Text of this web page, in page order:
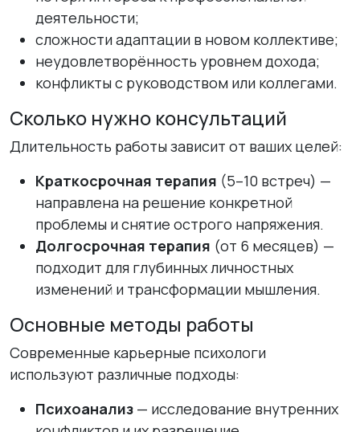
деятельности;
сложности адаптации в новом коллективе;
неудовлетворённость уровнем дохода;
конфликты с руководством или коллегами.
Сколько нужно консультаций
Длительность работы зависит от ваших целей:
Краткосрочная терапия (5–10 встреч) —
направлена на решение конкретной
проблемы и снятие острого напряжения.
Долгосрочная терапия (от 6 месяцев) —
подходит для глубинных личностных
изменений и трансформации мышления.
Основные методы работы
Современные карьерные психологи
используют различные подходы:
Психоанализ — исследование внутренних